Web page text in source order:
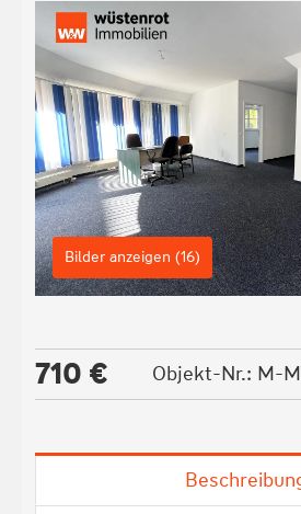
Bilder anzeigen (16)
710 € Objekt-Nr.: M-